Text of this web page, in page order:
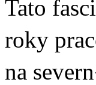
Tato
roky
na